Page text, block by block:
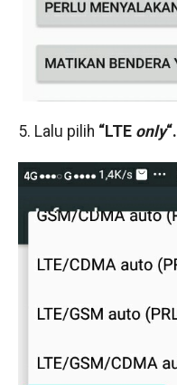
5. Lalu pilih “LTEonly“.